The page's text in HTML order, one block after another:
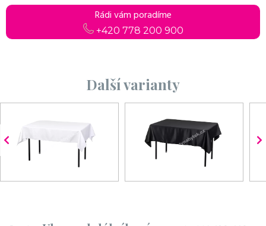
Rádi vám poradíme
+420 778 200 900
Další varianty
Do košíku Pokračovat v objednávce